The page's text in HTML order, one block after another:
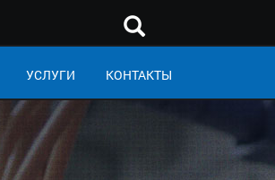
УСЛУГИ КОНТАКТЫ